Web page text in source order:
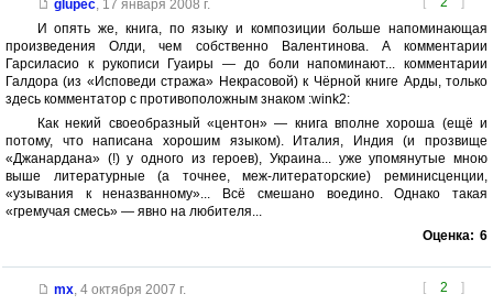
glupec, 17 января 2008 г.
И опять же, книга, по языку и композиции больше напоминающая
произведения Олди, чем собственно Валентинова. А комментарии
Гарсиласио к рукописи Гуаиры — до боли напоминают... комментарии
Галдора (из «Исповеди стража» Некрасовой) к Чёрной книге Арды, только
здесь комментатор с противоположным знаком :wink2:
Как некий своеобразный «центон» — книга вполне хороша (ещё и
потому, что написана хорошим языком). Италия, Индия (и прозвище
«Джанардана» (!) у одного из героев), Украина... уже упомянутые мною
выше литературные (а точнее, меж-литераторские) реминисценции,
«узывания к неназванному»... Всё смешано воедино. Однако такая
«гремучая смесь» — явно на любителя...
Оценка: 6
[ 2 ]
mx, 4 октября 2007 г.